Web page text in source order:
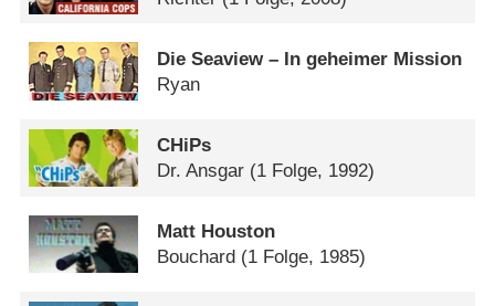
Die Seaview – In geheimer Mission
Ryan
CHiPs
Dr. Ansgar (1 Folge, 1992)
Matt Houston
Bouchard (1 Folge, 1985)